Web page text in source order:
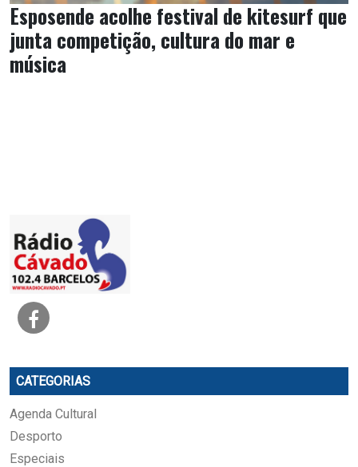
Esposende acolhe festival de kitesurf que
junta competição, cultura do mar e
música
CATEGORIAS
Agenda Cultural
Desporto
Especiais